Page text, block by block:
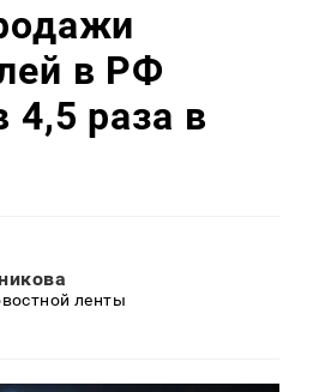
в РФ
4,5 раза в
ленты